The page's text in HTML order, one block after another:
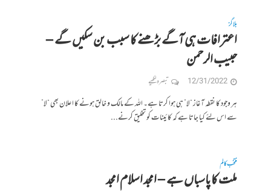
بلاگز
اعترافات ہی آگے بڑھنے کا سبب بن سکیں گے –
حبیب الرحمن
12/31/2022 تبصرہ لکھیے
ہر وجود کا نقطہ آغاز “لا” ہی ہوا کرتا ہے۔ اللہ کے مالک و خالق ہونے کا اعلان بھی “لا”
سے اس لئے کیا جاتا ہے کہ کائینات کو تخلیق کرنے...
منتخب کالم
ملت کا پاسباں ہے – امجد اسلام امجد